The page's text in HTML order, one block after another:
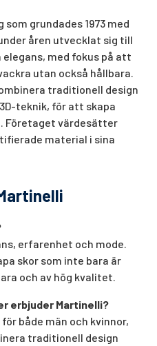
grundades 1973 med
åren utvecklat sig till
med fokus på att
utan också hållbara.
traditionell design
teknik, för att skapa
Företaget värdesätter
material i sina
erfarenhet och mode.
skor som inte bara är
och av hög kvalitet.
erbjuder Martinelli?
både män och kvinnor,
traditionell design